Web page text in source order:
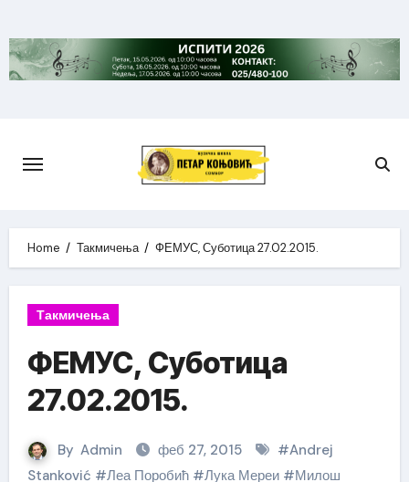
to
content
Home Такмичења ФЕМУС, Суботица 27.02.2015.
Такмичења
ФЕМУС, Суботица
27.02.2015.
By Admin феб 27, 2015 #Andrej
Stanković #Леа Поробић#Лука Мереи#Милош